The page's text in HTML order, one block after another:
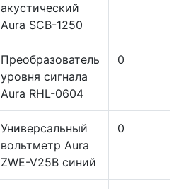
акустический
Aura SCB-1250
Преобразователь
уровня сигнала
Aura RHL-0604
0
Универсальный
вольтметр Aura
ZWE-V25B синий
0